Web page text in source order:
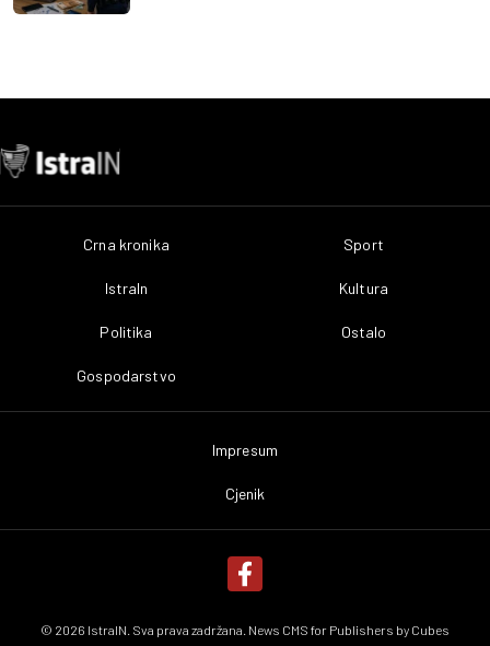
Crna kronika
IstraIn
Politika
Gospodarstvo
Sport
Kultura
Ostalo
Impresum
Cjenik
© 2026 IstraIN. Sva prava zadržana. News CMS for Publishers by Cubes